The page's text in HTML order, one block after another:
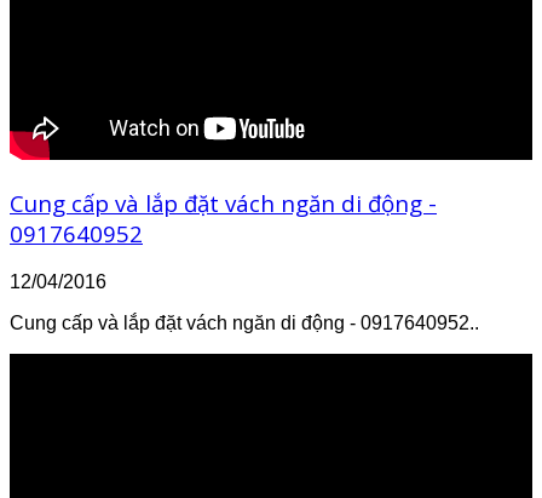
Cung cấp và lắp đặt vách ngăn di động -
0917640952
12/04/2016
Cung cấp và lắp đặt vách ngăn di động - 0917640952..